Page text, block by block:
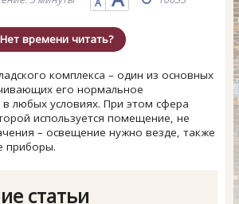
А
Нет времени читать?
комплекса – один из основных
его нормальное
любых условиях. При этом сфера
используется помещение, не
– освещение нужно везде, также
приборы.
статьи